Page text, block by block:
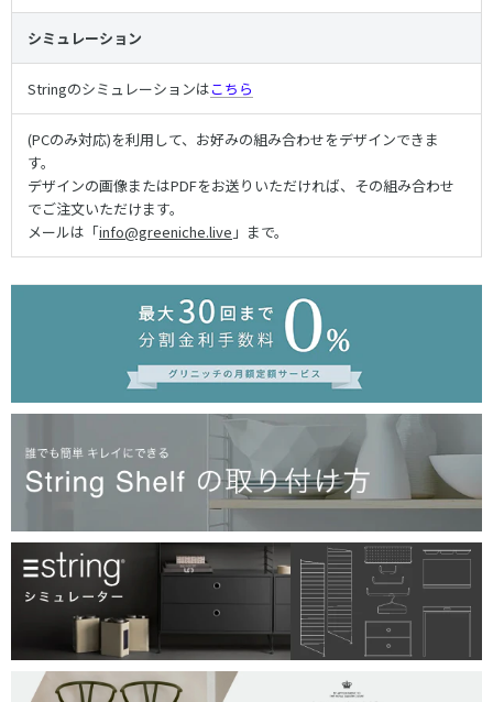
シミュレーション
Stringのシミュレーションはこちら
(PCのみ対応)を利用して、お好みの組み合わせをデザインできま
す。
デザインの画像またはPDFをお送りいただければ、その組み合わせ
でご注文いただけます。
メールは「info@greeniche.live 」まで。